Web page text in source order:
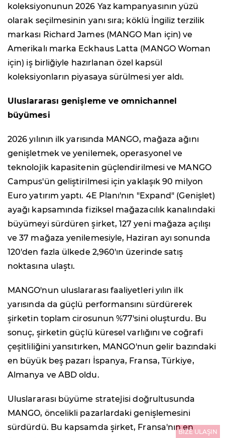
koleksiyonunun 2026 Yaz kampanyasının yüzü
olarak seçilmesinin yanı sıra; köklü İngiliz terzilik
markası Richard James (MANGO Man için) ve
Amerikalı marka Eckhaus Latta (MANGO Woman
için) iş birliğiyle hazırlanan özel kapsül
koleksiyonların piyasaya sürülmesi yer aldı.
Uluslararası genişleme ve omnichannel
büyümesi
2026 yılının ilk yarısında MANGO, mağaza ağını
genişletmek ve yenilemek, operasyonel ve
teknolojik kapasitenin güçlendirilmesi ve MANGO
Campus'ün geliştirilmesi için yaklaşık 90 milyon
Euro yatırım yaptı. 4E Planı'nın "Expand" (Genişlet)
ayağı kapsamında fiziksel mağazacılık kanalındaki
büyümeyi sürdüren şirket, 127 yeni mağaza açılışı
ve 37 mağaza yenilemesiyle, Haziran ayı sonunda
120'den fazla ülkede 2,960'ın üzerinde satış
noktasına ulaştı.
MANGO'nun uluslararası faaliyetleri yılın ilk
yarısında da güçlü performansını sürdürerek
şirketin toplam cirosunun %77'sini oluşturdu. Bu
sonuç, şirketin güçlü küresel varlığını ve coğrafi
çeşitliliğini yansıtırken, MANGO'nun gelir bazındaki
en büyük beş pazarı İspanya, Fransa, Türkiye,
Almanya ve ABD oldu.
Uluslararası büyüme stratejisi doğrultusunda
MANGO, öncelikli pazarlardaki genişlemesini
sürdürdü. Bu kapsamda şirket, Fransa'nın enBİZE ULAŞIN